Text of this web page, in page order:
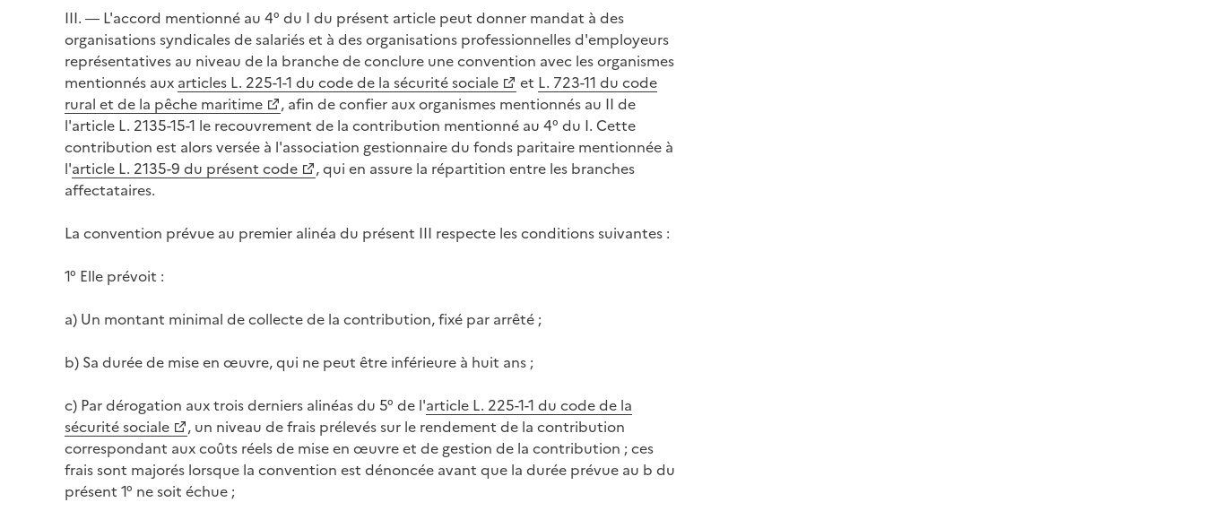
III. ― L'accord mentionné au 4° du I du présent article peut donner mandat à des
organisations syndicales de salariés et à des organisations professionnelles d'employeurs
représentatives au niveau de la branche de conclure une convention avec les organismes
mentionnés aux articles L. 225-1-1 du code de la sécurité sociale et L. 723-11 du code
rural et de la pêche maritime
, afin de confier aux organismes mentionnés au II de
l'article L. 2135-15-1 le recouvrement de la contribution mentionné au 4° du I. Cette
contribution est alors versée à l'association gestionnaire du fonds paritaire mentionnée à
l'article L. 2135-9 du présent code
, qui en assure la répartition entre les branches
affectataires.
La convention prévue au premier alinéa du présent III respecte les conditions suivantes :
1° Elle prévoit :
a) Un montant minimal de collecte de la contribution, fixé par arrêté ;
b) Sa durée de mise en œuvre, qui ne peut être inférieure à huit ans ;
c) Par dérogation aux trois derniers alinéas du 5° de l'article L. 225-1-1 du code de la
sécurité sociale
, un niveau de frais prélevés sur le rendement de la contribution
correspondant aux coûts réels de mise en œuvre et de gestion de la contribution ; ces
frais sont majorés lorsque la convention est dénoncée avant que la durée prévue au b du
présent 1° ne soit échue ;